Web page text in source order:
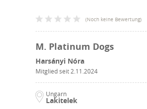
(Noch keine Bewertung)
M. Platinum Dogs
Harsányi Nóra
Mitglied seit2.11.2024
Ungarn
Lakitelek